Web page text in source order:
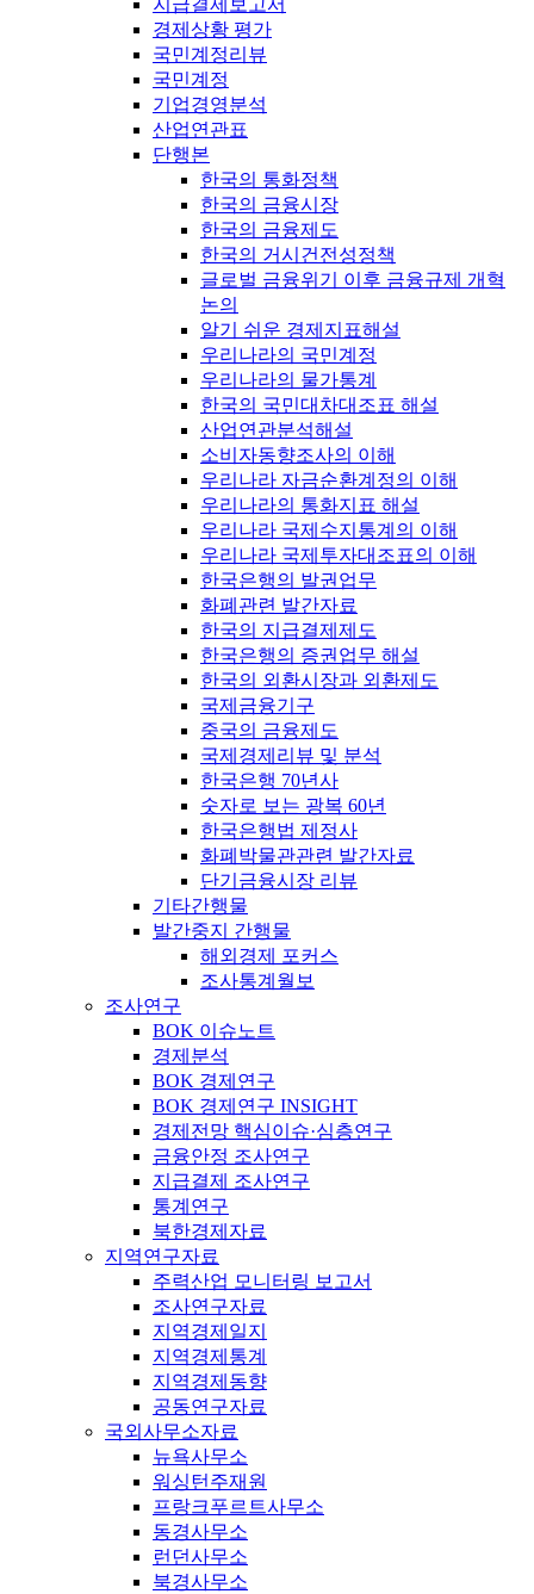
지급결제보고서
경제상황 평가
국민계정리뷰
국민계정
기업경영분석
산업연관표
단행본
한국의 통화정책
한국의 금융시장
한국의 금융제도
한국의 거시건전성정책
글로벌 금융위기 이후 금융규제 개혁
논의
알기 쉬운 경제지표해설
우리나라의 국민계정
우리나라의 물가통계
한국의 국민대차대조표 해설
산업연관분석해설
소비자동향조사의 이해
우리나라 자금순환계정의 이해
우리나라의 통화지표 해설
우리나라 국제수지통계의 이해
우리나라 국제투자대조표의 이해
한국은행의 발권업무
화폐관련 발간자료
한국의 지급결제제도
한국은행의 증권업무 해설
한국의 외환시장과 외환제도
국제금융기구
중국의 금융제도
국제경제리뷰 및 분석
한국은행 70년사
숫자로 보는 광복 60년
한국은행법 제정사
화폐박물관관련 발간자료
단기금융시장 리뷰
기타간행물
발간중지 간행물
해외경제 포커스
조사통계월보
조사연구
BOK 이슈노트
경제분석
BOK 경제연구
BOK 경제연구 INSIGHT
경제전망 핵심이슈·심층연구
금융안정 조사연구
지급결제 조사연구
통계연구
북한경제자료
지역연구자료
주력산업 모니터링 보고서
조사연구자료
지역경제일지
지역경제통계
지역경제동향
공동연구자료
국외사무소자료
뉴욕사무소
워싱턴주재원
프랑크푸르트사무소
동경사무소
런던사무소
북경사무소